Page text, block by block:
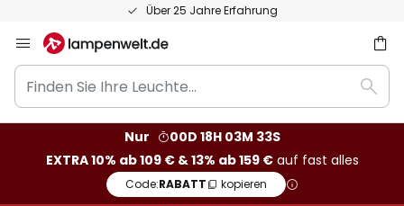
50 Tage kostenlose Retoure
Inhalt
springen
Finden
Sie
Ihre
Nur
00D 18H 03M 31S
EXTRA 10% ab 109 € & 13% ab 159 €auf fast alles
Code:RABATT kopieren